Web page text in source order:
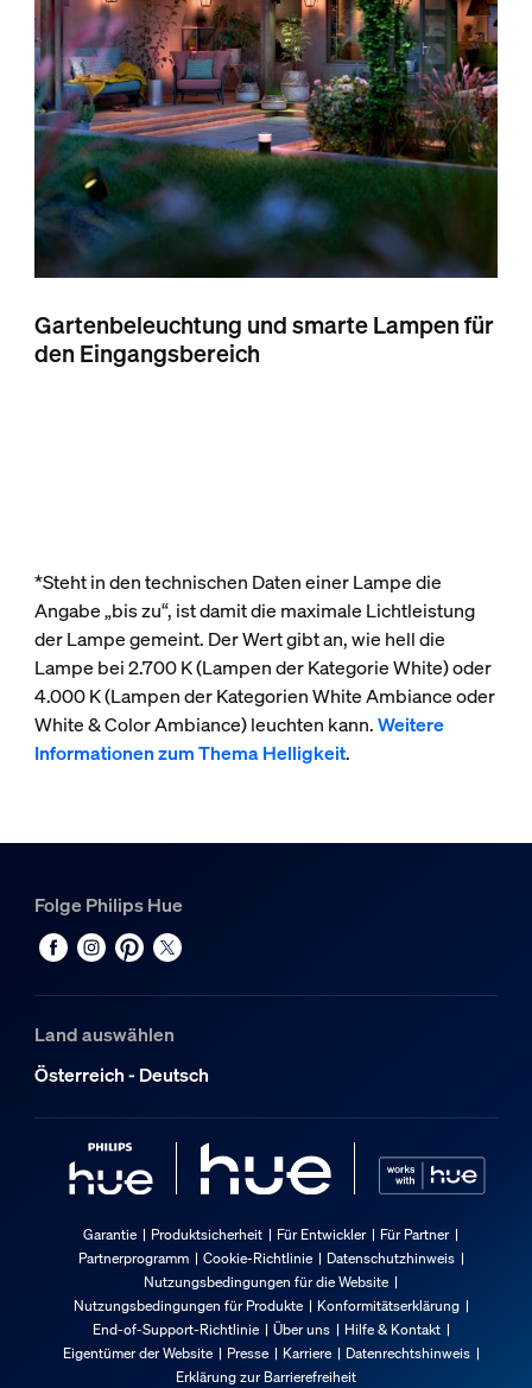
Gartenbeleuchtung und smarte Lampen für
den Eingangsbereich
*Steht in den technischen Daten einer Lampe die
Angabe „bis zu“, ist damit die maximale Lichtleistung
der Lampe gemeint. Der Wert gibt an, wie hell die
Lampe bei 2.700 K (Lampen der Kategorie White) oder
4.000 K (Lampen der Kategorien White Ambiance oder
White & Color Ambiance) leuchten kann.Weitere
Informationen zum Thema Helligkeit.
Folge Philips Hue
Land auswählen
Österreich - Deutsch
Garantie Produktsicherheit Für Entwickler
Für Partner
Partnerprogramm
Cookie-Richtlinie
Datenschutzhinweis
Nutzungsbedingungen für die Website
Nutzungsbedingungen für Produkte
Konformitätserklärung
End-of-Support-Richtlinie
Über uns
Hilfe & Kontakt
Eigentümer der Website
Presse Karriere
Datenrechtshinweis
Erklärung zur Barrierefreiheit